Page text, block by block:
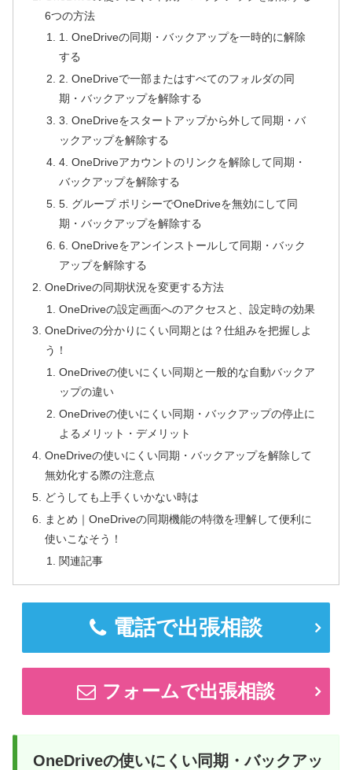
6つの方法
1. OneDriveの同期・バックアップを一時的に解除
する
2. OneDriveで一部またはすべてのフォルダの同
期・バックアップを解除する
3. OneDriveをスタートアップから外して同期・バ
ックアップを解除する
4. OneDriveアカウントのリンクを解除して同期・
バックアップを解除する
5. グループ ポリシーでOneDriveを無効にして同
期・バックアップを解除する
6. OneDriveをアンインストールして同期・バック
アップを解除する
OneDriveの同期状況を変更する方法
OneDriveの設定画面へのアクセスと、設定時の効果
OneDriveの分かりにくい同期とは？仕組みを把握しよ
う！
OneDriveの使いにくい同期と一般的な自動バックア
ップの違い
OneDriveの使いにくい同期・バックアップの停止に
よるメリット・デメリット
OneDriveの使いにくい同期・バックアップを解除して
無効化する際の注意点
どうしても上手くいかない時は
まとめ｜OneDriveの同期機能の特徴を理解して便利に
使いこなそう！
関連記事
電話で出張相談
フォームで出張相談
OneDriveの使いにくい同期・バックアッ